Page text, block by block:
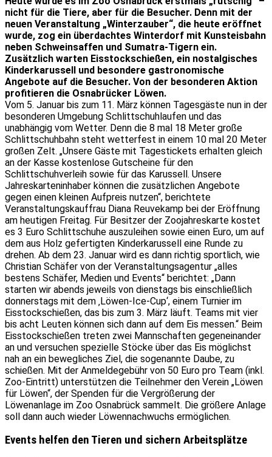
nicht für die Tiere, aber für die Besucher. Denn mit der
neuen Veranstaltung „Winterzauber“, die heute eröffnet
wurde, zog ein überdachtes Winterdorf mit Kunsteisbahn
neben Schweinsaffen und Sumatra-Tigern ein.
Zusätzlich warten Eisstockschießen, ein nostalgisches
Kinderkarussell und besondere gastronomische
Angebote auf die Besucher. Von der besonderen Aktion
profitieren die Osnabrücker Löwen.
Vom 5. Januar bis zum 11. März können Tagesgäste nun in der
besonderen Umgebung Schlittschuhlaufen und das
unabhängig vom Wetter. Denn die 8 mal 18 Meter große
Schlittschuhbahn steht wetterfest in einem 10 mal 20 Meter
großen Zelt. „Unsere Gäste mit Tagestickets erhalten gleich
an der Kasse kostenlose Gutscheine für den
Schlittschuhverleih sowie für das Karussell. Unsere
Jahreskarteninhaber können die zusätzlichen Angebote
gegen einen kleinen Aufpreis nutzen“, berichtete
Veranstaltungskauffrau Diana Reuvekamp bei der Eröffnung
am heutigen Freitag. Für Besitzer der Zoojahreskarte kostet
es 3 Euro Schlittschuhe auszuleihen sowie einen Euro, um auf
dem aus Holz gefertigten Kinderkarussell eine Runde zu
drehen. Ab dem 23. Januar wird es dann richtig sportlich, wie
Christian Schäfer von der Veranstaltungsagentur „alles
bestens Schäfer, Medien und Events“ berichtet: „Dann
starten wir abends jeweils von dienstags bis einschließlich
donnerstags mit dem ‚Löwen-Ice-Cup‘, einem Turnier im
Eisstockschießen, das bis zum 3. März läuft. Teams mit vier
bis acht Leuten können sich dann auf dem Eis messen.“ Beim
Eisstockschießen treten zwei Mannschaften gegeneinander
an und versuchen spezielle Stöcke über das Eis möglichst
nah an ein bewegliches Ziel, die sogenannte Daube, zu
schießen. Mit der Anmeldegebühr von 50 Euro pro Team (inkl.
Zoo-Eintritt) unterstützen die Teilnehmer den Verein „Löwen
für Löwen“, der Spenden für die Vergrößerung der
Löwenanlage im Zoo Osnabrück sammelt. Die größere Anlage
soll dann auch wieder Löwennachwuchs ermöglichen.
Events helfen den Tieren und sichern Arbeitsplätze